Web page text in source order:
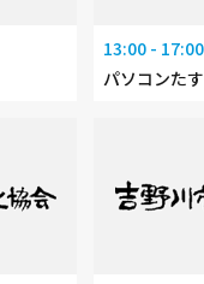
13:00 - 17:00
パソコンた